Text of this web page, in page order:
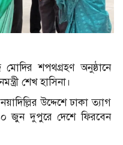
মোদির শপথগ্রহণ অনুষ্ঠানে
শেখ হাসিনা।
উদ্দেশে ঢাকা ত্যাগ
১০ জুন দুপুরে দেশে ফিরবেন